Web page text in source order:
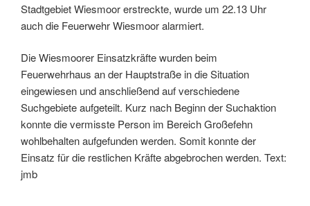
Stadtgebiet Wiesmoor erstreckte, wurde um 22.13 Uhr
auch die Feuerwehr Wiesmoor alarmiert.
Die Wiesmoorer Einsatzkräfte wurden beim
Feuerwehrhaus an der Hauptstraße in die Situation
eingewiesen und anschließend auf verschiedene
Suchgebiete aufgeteilt. Kurz nach Beginn der Suchaktion
konnte die vermisste Person im Bereich Großefehn
wohlbehalten aufgefunden werden. Somit konnte der
Einsatz für die restlichen Kräfte abgebrochen werden. Text:
jmb